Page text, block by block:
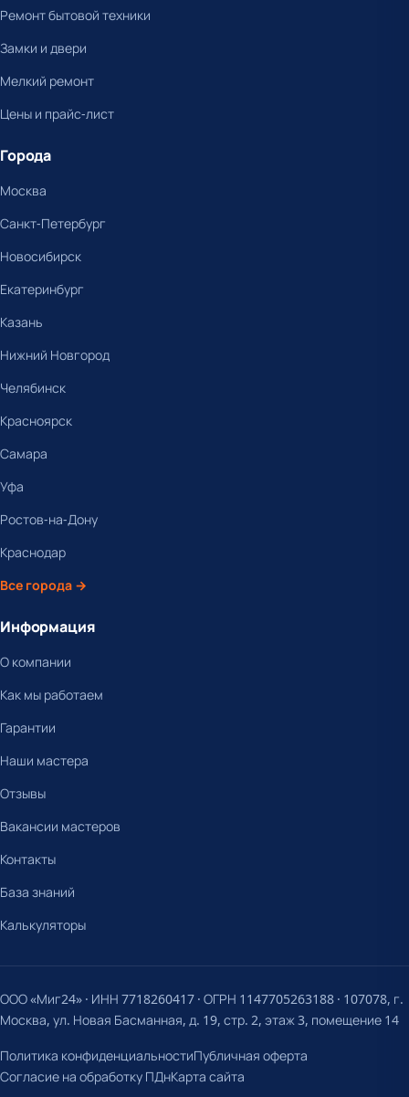
Ремонт бытовой техники
Замки и двери
Мелкий ремонт
Цены и прайс-лист
Города
Москва
Санкт-Петербург
Новосибирск
Екатеринбург
Казань
Нижний Новгород
Челябинск
Красноярск
Самара
Уфа
Ростов-на-Дону
Краснодар
Все города →
Информация
О компании
Как мы работаем
Гарантии
Наши мастера
Отзывы
Вакансии мастеров
Контакты
База знаний
Калькуляторы
ООО «Миг24» · ИНН 7718260417 · ОГРН 1147705263188 · 107078, г.
Москва, ул. Новая Басманная, д. 19, стр. 2, этаж 3, помещение 14
Политика конфиденциальностиПубличная оферта
Согласие на обработку ПДнКарта сайта